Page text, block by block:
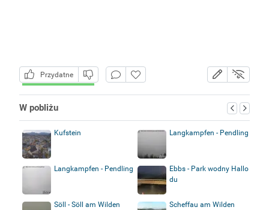
Przydatne
W pobliżu
Kufstein Langkampfen - Pendling
Langkampfen - Pendling
Ebbs - Park wodny Hallo
du
Söll - Söll am Wilden
Scheffau am Wilden